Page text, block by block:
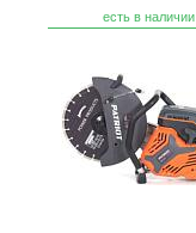
есть в наличии